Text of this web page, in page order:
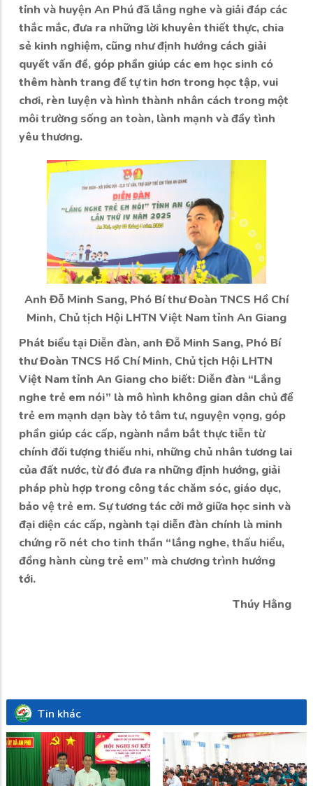
tỉnh và huyện An Phú đã lắng nghe và giải đáp các
thắc mắc, đưa ra những lời khuyên thiết thực, chia
sẻ kinh nghiệm, cũng như định hướng cách giải
quyết vấn đề, góp phần giúp các em học sinh có
thêm hành trang để tự tin hơn trong học tập, vui
chơi, rèn luyện và hình thành nhân cách trong một
môi trường sống an toàn, lành mạnh và đầy tình
yêu thương.
Anh Đỗ Minh Sang, Phó Bí thư Đoàn TNCS Hồ Chí
Minh, Chủ tịch Hội LHTN Việt Nam tỉnh An Giang
Phát biểu tại Diễn đàn, anh Đỗ Minh Sang, Phó Bí
thư Đoàn TNCS Hồ Chí Minh, Chủ tịch Hội LHTN
Việt Nam tỉnh An Giang cho biết: Diễn đàn “Lắng
nghe trẻ em nói” là mô hình không gian dân chủ để
trẻ em mạnh dạn bày tỏ tâm tư, nguyện vọng, góp
phần giúp các cấp, ngành nắm bắt thực tiễn từ
chính đối tượng thiếu nhi, những chủ nhân tương lai
của đất nước, từ đó đưa ra những định hướng, giải
pháp phù hợp trong công tác chăm sóc, giáo dục,
bảo vệ trẻ em. Sự tương tác cởi mở giữa học sinh và
đại diện các cấp, ngành tại diễn đàn chính là minh
chứng rõ nét cho tinh thần “lắng nghe, thấu hiểu,
đồng hành cùng trẻ em” mà chương trình hướng
tới.
Thúy Hằng
Tin khác